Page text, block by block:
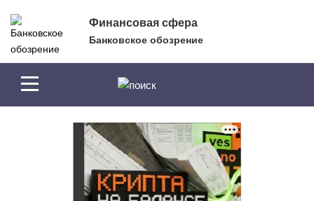
Финансовая сфера
Банковское обозрение